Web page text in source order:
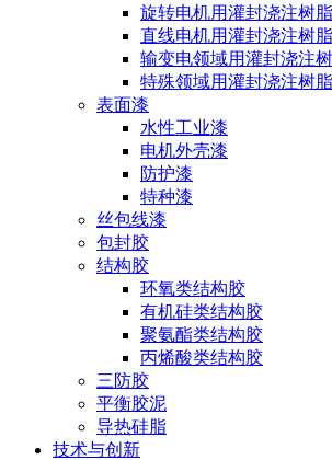
旋转电机用灌封浇注树脂
直线电机用灌封浇注树脂
输变电领域用灌封浇注
特殊领域用灌封浇注树脂
表面漆
水性工业漆
电机外壳漆
防护漆
特种漆
丝包线漆
包封胶
结构胶
环氧类结构胶
有机硅类结构胶
聚氨酯类结构胶
丙烯酸类结构胶
三防胶
平衡胶泥
导热硅脂
技术与创新